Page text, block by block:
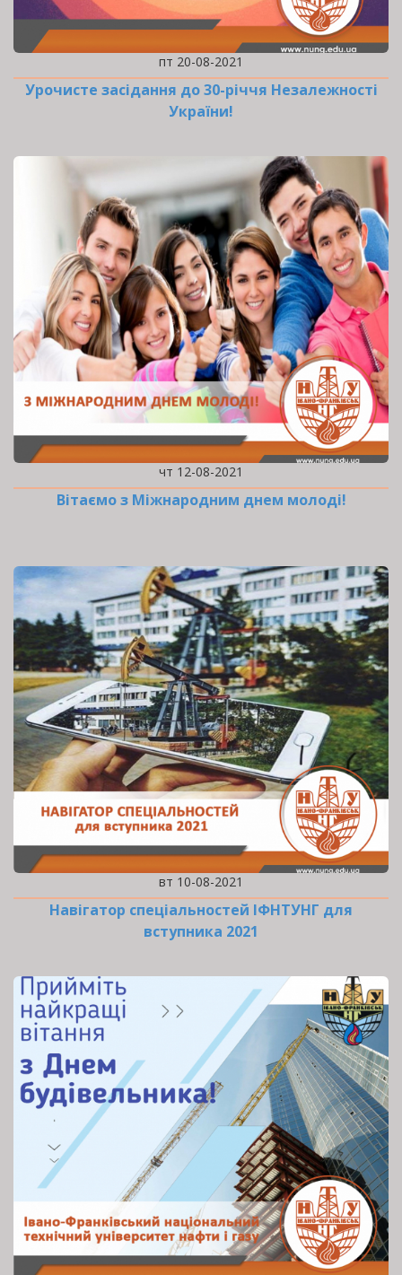
пт 20-08-2021
Урочисте засідання до 30-річчя Незалежності
України!
чт 12-08-2021
Вітаємо з Міжнародним днем молоді!
вт 10-08-2021
Навігатор спеціальностей ІФНТУНГ для
вступника 2021